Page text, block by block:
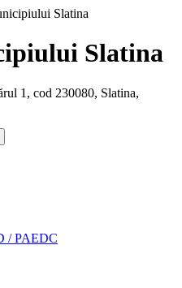
Slatina
1, cod 230080, Slatina,
/ PAEDC